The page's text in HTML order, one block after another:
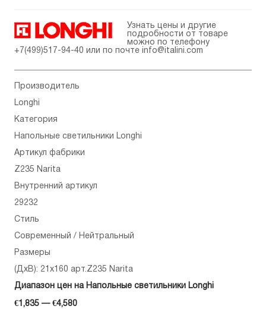
Узнать цены и другие
подробности от товаре
можно по телефону
+7(499)517-94-40 или по почте info@italini.com
Производитель
Longhi
Категория
Напольные светильники Longhi
Артикул фабрики
Z235 Narita
Внутренний артикул
29232
Стиль
Современный / Нейтральный
Размеры
(ДхВ): 21x160 арт.Z235 Narita
Диапазон цен на Напольные светильники Longhi
€1,835 — €4,580